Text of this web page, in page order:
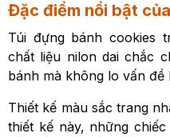
Đặc điểm nổi bật
Túi đựng bánh cookies
chất liệu nilon dai chắc
bánh mà không lo vấn đề
Thiết kế màu sắc trang
thiết kế này, những